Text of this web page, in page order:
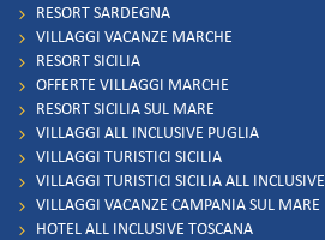
RESORT SARDEGNA
VILLAGGI VACANZE MARCHE
RESORT SICILIA
OFFERTE VILLAGGI MARCHE
RESORT SICILIA SUL MARE
VILLAGGI ALL INCLUSIVE PUGLIA
VILLAGGI TURISTICI SICILIA
VILLAGGI TURISTICI SICILIA ALL INCLUSIVE
VILLAGGI VACANZE CAMPANIA SUL MARE
HOTEL ALL INCLUSIVE TOSCANA